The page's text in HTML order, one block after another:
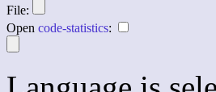
File:
Open code-statistics: